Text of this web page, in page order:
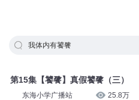
我体内有饕餮
第15集【饕餮】真假饕餮（三）
东海小学广播站 25.8万